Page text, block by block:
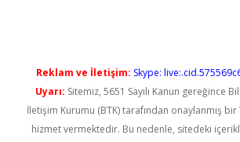
Reklam ve İletişim: Skype:
Uyarı: Sitemiz, 5651 Sayılı Kanun gereğince
İletişim Kurumu (BTK) tarafından onaylanmış bir
hizmet vermektedir. Bu nedenle, sitedeki